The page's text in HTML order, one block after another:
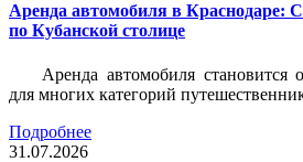
Аренда автомобиля в Краснодаре:
по Кубанской столице
Аренда автомобиля
для многих категорий
Подробнее
31.07.2026